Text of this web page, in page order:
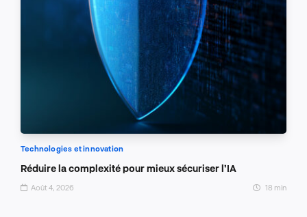
Technologies et innovation
Réduire la complexité pour mieux sécuriser l’IA
Août 4, 2026 18 min